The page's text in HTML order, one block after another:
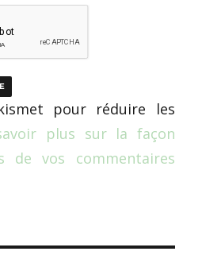
pour réduire les
plus sur la façon
de vos commentaires